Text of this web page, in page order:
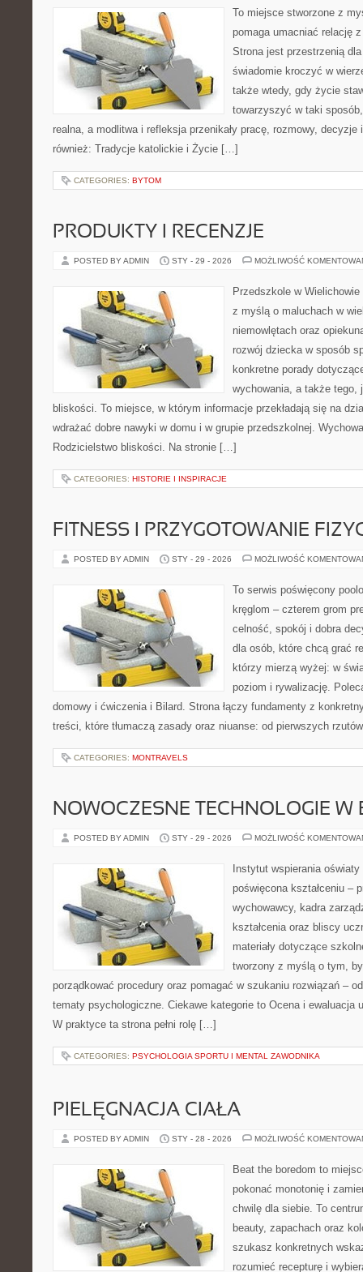
To miejsce stworzone z
pomaga umacniać relację
Strona jest przestrzenią
świadomie kroczyć w
także wtedy, gdy życie
towarzyszyć w taki
realna, a modlitwa i refleksja przenikały pracę, rozmowy,
również: Tradycje katolickie i Życie […]
CATEGORIES: BYTOM
PRODUKTY I RECENZJE
POSTED BY ADMIN STY - 29 - 2026 MOŻLIWOŚĆ
Przedszkole w
z myślą o maluchach w
niemowlętach oraz
rozwój dziecka w sposób
konkretne porady
wychowania, a także tego,
bliskości. To miejsce, w którym informacje przekładają się na
wdrażać dobre nawyki w domu i w grupie przedszkolnej.
Rodzicielstwo bliskości. Na stronie […]
CATEGORIES: HISTORIE I INSPIRACJE
FITNESS I PRZYGOTOWANIE
POSTED BY ADMIN STY - 29 - 2026 MOŻLIWOŚĆ
To serwis poświęcony
kręglom – czterem grom
celność, spokój i dobra
dla osób, które chcą grać
którzy mierzą wyżej: w
poziom i rywalizację.
domowy i ćwiczenia i Bilard. Strona łączy fundamenty z
treści, które tłumaczą zasady oraz niuanse: od pierwszych
CATEGORIES: MONTRAVELS
NOWOCZESNE TECHNOLOGIE W
POSTED BY ADMIN STY - 29 - 2026 MOŻLIWOŚĆ
Instytut wspierania
poświęcona kształceniu –
wychowawcy, kadra
kształcenia oraz bliscy
materiały dotyczące
tworzony z myślą o tym,
porządkować procedury oraz pomagać w szukaniu rozwiązań –
tematy psychologiczne. Ciekawe kategorie to Ocena i ewaluacja
W praktyce ta strona pełni rolę […]
CATEGORIES: PSYCHOLOGIA SPORTU I MENTAL ZAWODNIKA
PIELĘGNACJA CIAŁA
POSTED BY ADMIN STY - 28 - 2026 MOŻLIWOŚĆ
Beat the boredom to
pokonać monotonię i
chwilę dla siebie. To
beauty, zapachach oraz
szukasz konkretnych
rozumieć recepturę i